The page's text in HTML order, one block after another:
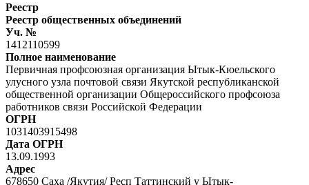
Реестр
Реестр общественных объединений
Уч. №
1412110599
Полное наименование
Первичная профсоюзная организация Ытык-Кюельского
улусного узла почтовой связи Якутской республиканской
общественной организации Общероссийского профсоюза
работников связи Российской Федерации
ОГРН
1031403915498
Дата ОГРН
13.09.1993
Адрес
678650 Саха /Якутия/ Респ Таттинский у Ытык-